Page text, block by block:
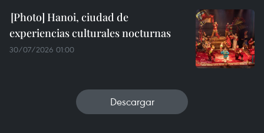
Hanoi, ciudad de
experiencias culturales nocturnas
30/07/2026 01:00
Descargar